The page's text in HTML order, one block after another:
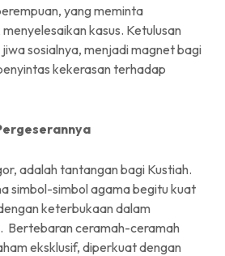
yang meminta
kasus. Ketulusan
sosialnya, menjadi magnet bagi
kekerasan terhadap
adalah tantangan bagi Kustiah.
simbol-simbol agama begitu kuat
keterbukaan dalam
Bertebaran ceramah-ceramah
eksklusif, diperkuat dengan